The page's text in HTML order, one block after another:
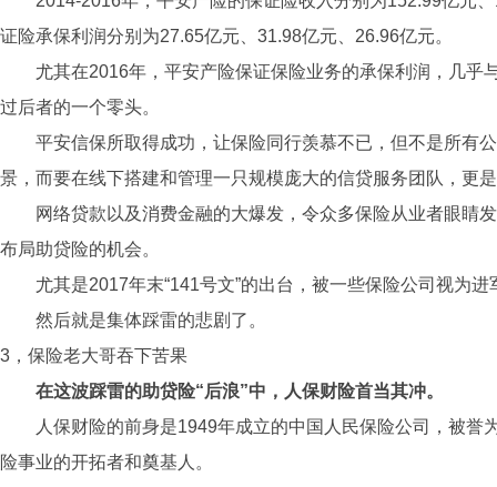
证险承保利润分别为27.65亿元、31.98亿元、26.96亿元。
尤其在2016年，平安产险保证保险业务的承保利润，几乎
过后者的一个零头。
平安信保所取得成功，让保险同行羡慕不已，但不是所有
景，而要在线下搭建和管理一只规模庞大的信贷服务团队，更
网络贷款以及消费金融的大爆发，令众多保险从业者眼睛
布局助贷险的机会。
尤其是2017年末“141号文”的出台，被一些保险公司视为
然后就是集体踩雷的悲剧了。
3，保险老大哥吞下苦果
在这波踩雷的助贷险“后浪”中，人保财险首当其冲。
人保财险的前身是1949年成立的中国人民保险公司，被誉
险事业的开拓者和奠基人。